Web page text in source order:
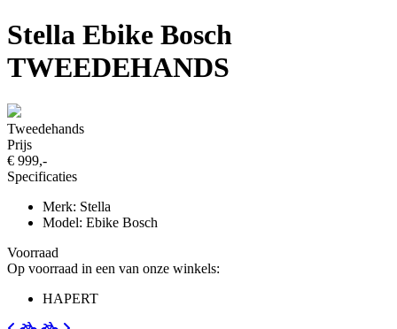
Stella Ebike Bosch
TWEEDEHANDS
Tweedehands
Prijs
€ 999,-
Specificaties
Merk: Stella
Model: Ebike Bosch
Voorraad
Op voorraad in een van onze winkels:
HAPERT